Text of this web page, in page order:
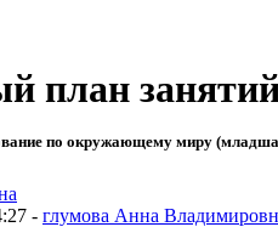
план
по окружающему миру
- глумова Анна